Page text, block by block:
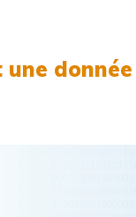
donnée